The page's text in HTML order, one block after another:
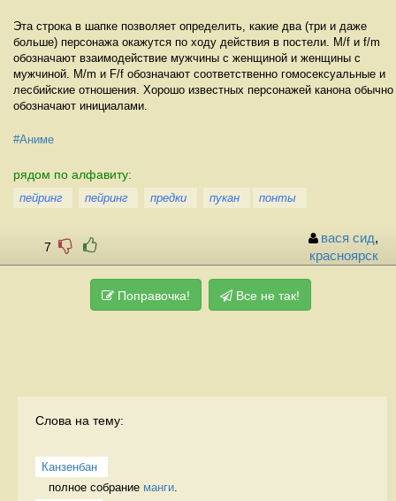
Эта строка в шапке позволяет определить, какие два (три и даже
больше) персонажа окажутся по ходу действия в постели. M/f и f/m
обозначают взаимодействие мужчины с женщиной и женщины с
мужчиной. M/m и F/f обозначают соответственно гомосексуальные и
лесбийские отношения. Хорошо известных персонажей канона обычно
обозначают инициалами.
#Аниме
рядом по алфавиту:
пейринг пейринг предки пукан понты
7
вася сид,
красноярск
Поправочка! Все не так!
Слова на тему:
Канзенбан
полное собрание манги